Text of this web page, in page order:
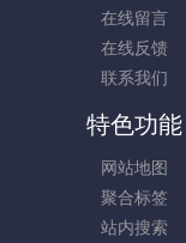
在线留言
在线反馈
联系我们
特色功能
网站地图
聚合标签
站内搜索